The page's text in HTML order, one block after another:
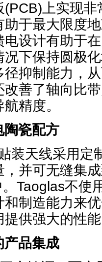
(PCB)上实现
于最大限度
电设计有助于
下保持圆极
抑制能力，
善了轴向比
精度。
陶瓷配方
装天线采用定
并可无缝集
Taoglas不使
和制造能力来
提供强大的性
产品集成